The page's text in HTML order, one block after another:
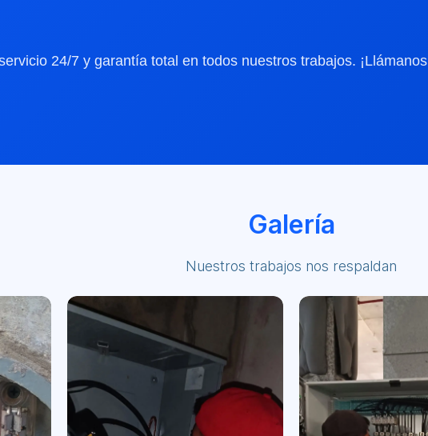
24/7 y garantía total en todos nuestros trabajos. ¡Llámanos
Galería
Nuestros trabajos nos respaldan